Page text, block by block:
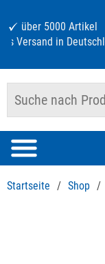
über 5000 Artikel
Versand in
Startseite / Shop /